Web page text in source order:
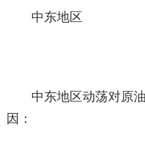
中东地区
中东地区动荡对原
因：